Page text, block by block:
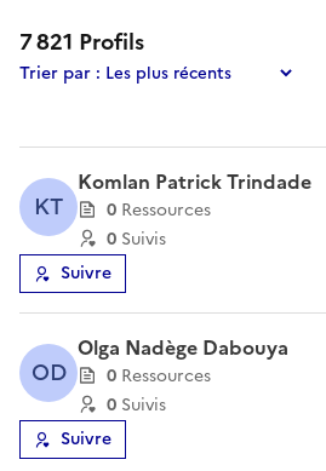
7 821 Profils
Trier par :
KT
Komlan Patrick Trindade
0 Ressources
0 Suivis
Suivre
OD
Olga Nadège Dabouya
0 Ressources
0 Suivis
Suivre